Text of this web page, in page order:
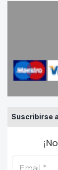
Suscribirse